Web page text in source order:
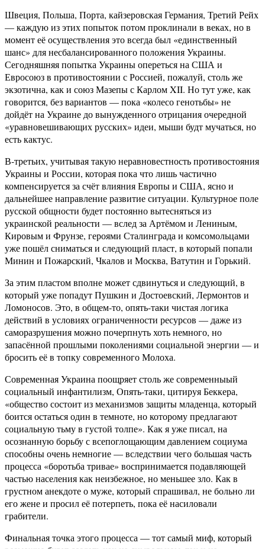
Швеция, Польша, Порта, кайзеровская Германия, Третий Рейх
— каждую из этих попыток потом проклинали в веках, но в
момент её осуществления это всегда был «единственный
шанс» для несбалансированного положения Украины.
Сегодняшняя попытка Украины опереться на США и
Евросоюз в противостоянии с Россией, пожалуй, столь же
экзотична, как и союз Мазепы с Карлом XII. Но тут уже, как
говорится, без вариантов — пока «колесо генотьбы» не
дойдёт на Украине до вынужденного отрицания очередной
«уравновешивающих русских» идеи, мыши будт мучаться, но
есть кактус.
В-третьих, учитывая такую неравновестность противостояния
Украины и России, которая пока что лишь частично
компенсируется за счёт влияния Европы и США, ясно и
дальнейшее направление развитие ситуации. Культурное поле
русской общности будет постоянно вытесняться из
украинской реальности — вслед за Артёмом и Лениным,
Кировым и Фрунзе, героями Сталинграда и комсомольцами
уже пошёл сниматься и следующий пласт, в который попали
Минин и Пожарский, Чкалов и Москва, Ватутин и Горький.
За этим пластом вполне может сдвинуться и следующий, в
который уже попадут Пушкин и Достоевский, Лермонтов и
Ломоносов. Это, в общем-то, опять-таки чистая логика
действий в условиях ограниченности ресурсов — даже из
саморазрушения можно почерпнуть хоть немного, но
запасённой прошлыми поколениями социальной энергии — и
бросить её в топку современного Молоха.
Современная Украина поощряет столь же современныый
социальный инфантилизм, Опять-таки, цитируя Беккера,
«общество состоит из механизмов защиты младенца, который
боится остаться один в темноте, но которому предлагают
социальную тьму в густой толпе». Как я уже писал, на
осознанную борьбу с всепоглощающим давлением социума
способны очень немногие — вследствии чего большая часть
процесса «боротьба тривае» воспринимается подавляющей
частью населения как неизбежное, но меньшее зло. Как в
грустном анекдоте о муже, который спрашивал, не больно ли
его жене и просил её потерпеть, пока её насиловали
грабители.
Финальная точка этого процесса — тот самый миф, который